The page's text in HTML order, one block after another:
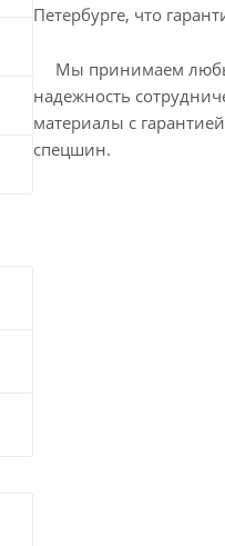
Петербурге, что
Мы принимаем любые
надежность
материалы с
спецшин.